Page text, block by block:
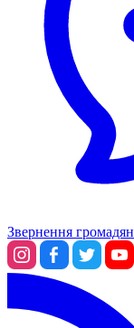
Звернення громадян